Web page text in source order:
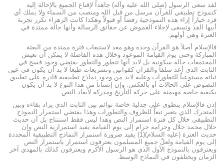
لقد سعى الرسول (صلى الله عليه وآله) جاهداً لإقناع الجميع بالإحالة إليه
كنموذج تطبيقي للقرآن مرسل من قبل الله ومنصب من السماء ولا يملك أي
فرد خياراً إزاء هذه النموذجية رفضاً أو قبولاً وهكذا كانت الزهراء تكرر تجربة
أبيها الفذ وتسعى لإجلاء الغموض عن حقائق الرسالة وأنها حالة ممتدة في
العترة وهي أولهم.
فالإسلام أصلاً هو القرآن وحده وهو معد لاستيعاب فترة ممتدة من البعثة
المباركة وحتى يوم القيامة الموعود وخلال هذه الفاصلة لا يمكن أن تعيش
المجتمعات حالة سكونية بل لابد أنها تتطور والتطور يقتضي وجود فسح في
الثابت الذي أعد سلفاً والقرآن كقوانين وتشريعات طبعاً لا بد أن يكون في عين
ثباته مستوعباً للتطورات وعليه لابد من وجود نماذج تطبيقية قادرة على تطبيق
النصوص على الحالات أو بالعكس. وإن إنساناً من هذا النوع لا بد أن يكون
بكيفية خاصة مهيمنة على حركة التأريخ ومدركه لأبعاد النص.
إذن فالإسلام ينطوي على جدلية خاصة توائم بين الثابت الذي يراد بقاءه وبين
المتحرك الذي يتغير تبعاً للظروف والتطورات وهذا يقتضي استمرار النموذج
التطبيقي خلال كل فترة استمرار النص وهذا ليس فقط استنتاج بل أن حديث
حلال محمد حلال وحرامه حرام إلى يوم القيامة يفيد استمرارية النص وإن
حديث العترة (عليه السلام)(1) يفيد ضرورة استمرار النماذج التطبيقية المحددة
إلى يوم القيامة ولعلّ جميع المسلمون يعترفون استمرار باستمرار النص
ويعترفون بالنموذج الأول الذي هو الرسول الأكرم ويعترفون كذلك بالمهدي آخر
الزمان ويختلفون في النماذج الوسط.